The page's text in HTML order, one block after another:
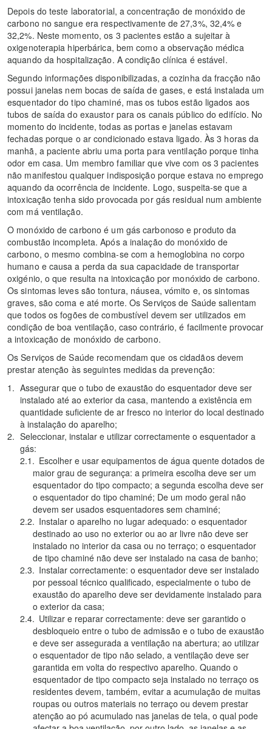
Depois do teste laboratorial, a concentração de monóxido de
carbono no sangue era respectivamente de 27,3%, 32,4% e
32,2%. Neste momento, os 3 pacientes estão a sujeitar à
oxigenoterapia hiperbárica, bem como a observação médica
aquando da hospitalização. A condição clínica é estável.
Segundo informações disponibilizadas, a cozinha da fracção não
possui janelas nem bocas de saída de gases, e está instalada um
esquentador do tipo chaminé, mas os tubos estão ligados aos
tubos de saída do exaustor para os canais público do edifício. No
momento do incidente, todas as portas e janelas estavam
fechadas porque o ar condicionado estava ligado. Às 3 horas da
manhã, a paciente abriu uma porta para ventilação porque tinha
odor em casa. Um membro familiar que vive com os 3 pacientes
não manifestou qualquer indisposição porque estava no emprego
aquando da ocorrência de incidente. Logo, suspeita-se que a
intoxicação tenha sido provocada por gás residual num ambiente
com má ventilação.
O monóxido de carbono é um gás carbonoso e produto da
combustão incompleta. Após a inalação do monóxido de
carbono, o mesmo combina-se com a hemoglobina no corpo
humano e causa a perda da sua capacidade de transportar
oxigénio, o que resulta na intoxicação por monóxido de carbono.
Os sintomas leves são tontura, náusea, vómito e, os sintomas
graves, são coma e até morte. Os Serviços de Saúde salientam
que todos os fogões de combustível devem ser utilizados em
condição de boa ventilação, caso contrário, é facilmente provocar
a intoxicação de monóxido de carbono.
Os Serviços de Saúde recomendam que os cidadãos devem
prestar atenção às seguintes medidas da prevenção:
Assegurar que o tubo de exaustão do esquentador deve ser
instalado até ao exterior da casa, mantendo a existência em
quantidade suficiente de ar fresco no interior do local destinado
à instalação do aparelho;
Seleccionar, instalar e utilizar correctamente o esquentador a
gás:
Escolher e usar equipamentos de água quente dotados de
maior grau de segurança: a primeira escolha deve ser um
esquentador do tipo compacto; a segunda escolha deve ser
o esquentador do tipo chaminé; De um modo geral não
devem ser usados esquentadores sem chaminé;
Instalar o aparelho no lugar adequado: o esquentador
destinado ao uso no exterior ou ao ar livre não deve ser
instalado no interior da casa ou no terraço; o esquentador
de tipo chaminé não deve ser instalado na casa de banho;
Instalar correctamente: o esquentador deve ser instalado
por pessoal técnico qualificado, especialmente o tubo de
exaustão do aparelho deve ser devidamente instalado para
o exterior da casa;
Utilizar e reparar correctamente: deve ser garantido o
desbloqueio entre o tubo de admissão e o tubo de exaustão
e deve ser assegurada a ventilação na abertura; ao utilizar
o esquentador de tipo não selado, a ventilação deve ser
garantida em volta do respectivo aparelho. Quando o
esquentador de tipo compacto seja instalado no terraço os
residentes devem, também, evitar a acumulação de muitas
roupas ou outros materiais no terraço ou devem prestar
atenção ao pó acumulado nas janelas de tela, o qual pode